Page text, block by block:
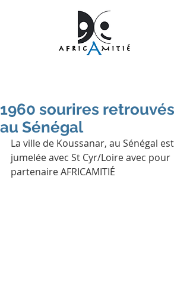
1960 sourires retrouvés
au Sénégal
La ville de Koussanar, au Sénégal est
jumelée avec St Cyr/Loire avec pour
partenaire AFRICAMITIÉ